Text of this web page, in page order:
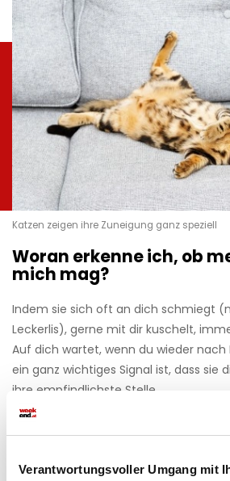
Verantwortungsvoller Umgang mit
Katzen zeigen ihre Zuneigung ganz speziell
Woran erkenne ich, ob
mich mag?
Indem sie sich oft an dich schmiegt
Leckerlis), gerne mit dir kuschelt,
Auf dich wartet, wenn du wieder nach
ein ganz wichtiges Signal ist, dass sie
ihre empfindlichste Stelle.
Diese Themen könnten Sie
Hilfe, böse